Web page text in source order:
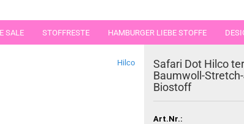
SALE STOFFRESTE HAMBURGER LIEBE STOFFE
STOFFE IN STÜCKEN VON 25 UND 50 CM
Hilco
Safari Dot Hilco
Baumwoll-
Biostoff
Art.Nr.: